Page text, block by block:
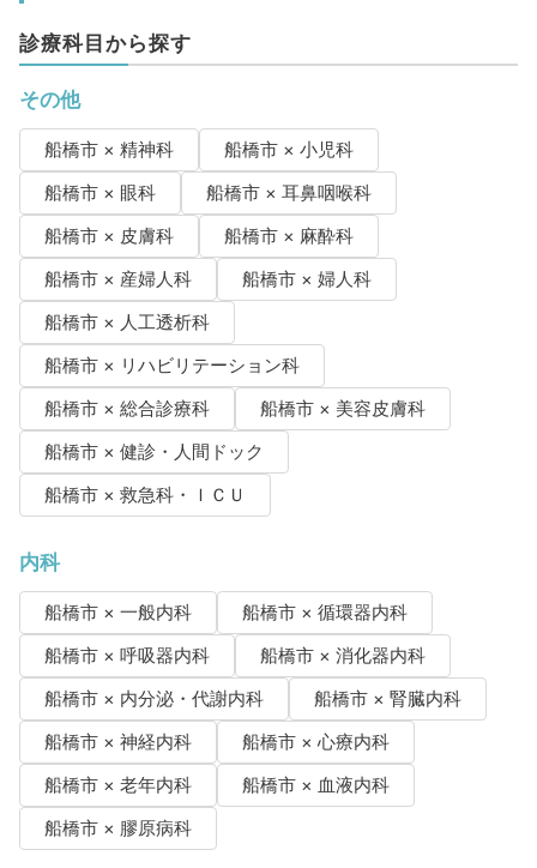
診療科目から探す
その他
船橋市 × 精神科
船橋市 × 小児科
船橋市 × 眼科
船橋市 × 耳鼻咽喉科
船橋市 × 皮膚科
船橋市 × 麻酔科
船橋市 × 産婦人科
船橋市 × 婦人科
船橋市 × 人工透析科
船橋市 × リハビリテーション科
船橋市 × 総合診療科
船橋市 × 美容皮膚科
船橋市 × 健診・人間ドック
船橋市 × 救急科・ＩＣＵ
内科
船橋市 × 一般内科
船橋市 × 循環器内科
船橋市 × 呼吸器内科
船橋市 × 消化器内科
船橋市 × 内分泌・代謝内科
船橋市 × 腎臓内科
船橋市 × 神経内科
船橋市 × 心療内科
船橋市 × 老年内科
船橋市 × 血液内科
船橋市 × 膠原病科